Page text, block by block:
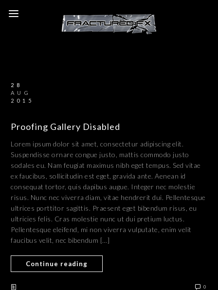
28
AUG
2015
Proofing Gallery Disabled
Lorem ipsum dolor sit amet, consectetur adipiscing elit.
Suspendisse ornare congue justo, mattis commodo justo
sodales eu. Nam feugiat maximus nibh eget tempus. Sed vitae
ex faucibus, sollicitudin est eget, gravida ante. Aenean id
consequat tortor, quis dapibus augue. Integer nec molestie
risus. Nunc nec viverra diam, vitae hendrerit dui. Pellentesque
ultrices porttitor sagittis. Praesent eget bibendum risus, eu
ultricies felis. Cras molestie nunc ut dui pretium luctus.
Pellentesque eleifend, mi non viverra vulputate, enim velit
faucibus velit, nec bibendum […]
Continue reading
0